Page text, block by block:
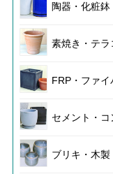
陶器・化粧鉢
素焼き・テラ
FRP・ファ
セメント・コ
ブリキ・木